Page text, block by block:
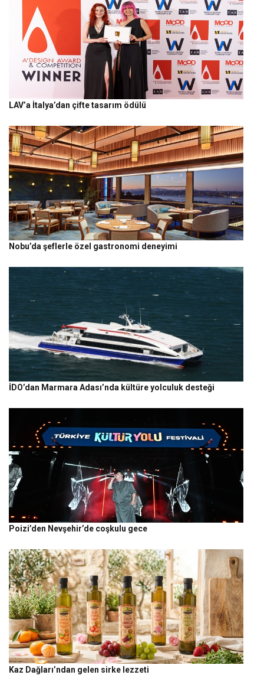
LAV’a İtalya’dan çifte tasarım ödülü
Nobu’da şeflerle özel gastronomi deneyimi
İDO’dan Marmara Adası’nda kültüre yolculuk desteği
Poizi’den Nevşehir’de coşkulu gece
Kaz Dağları’ndan gelen sirke lezzeti